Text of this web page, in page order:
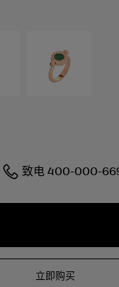
致电400-000-
立即购买